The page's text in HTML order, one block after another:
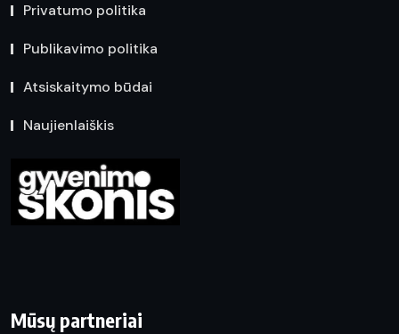
Privatumo politika
Publikavimo politika
Atsiskaitymo būdai
Naujienlaiškis
Mūsų partneriai